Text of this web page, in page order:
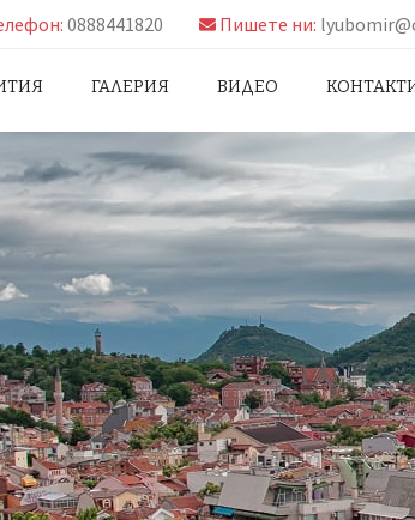
0888441820 Пишете ни:
ГАЛЕРИЯ ВИДЕО